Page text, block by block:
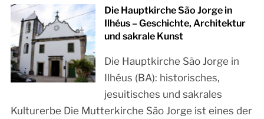
Die Hauptkirche São Jorge in
Ilhéus – Geschichte, Architektur
und sakrale Kunst
Die Hauptkirche São Jorge in
Ilhéus (BA): historisches,
jesuitisches und sakrales
Kulturerbe Die Mutterkirche São Jorge ist eines der